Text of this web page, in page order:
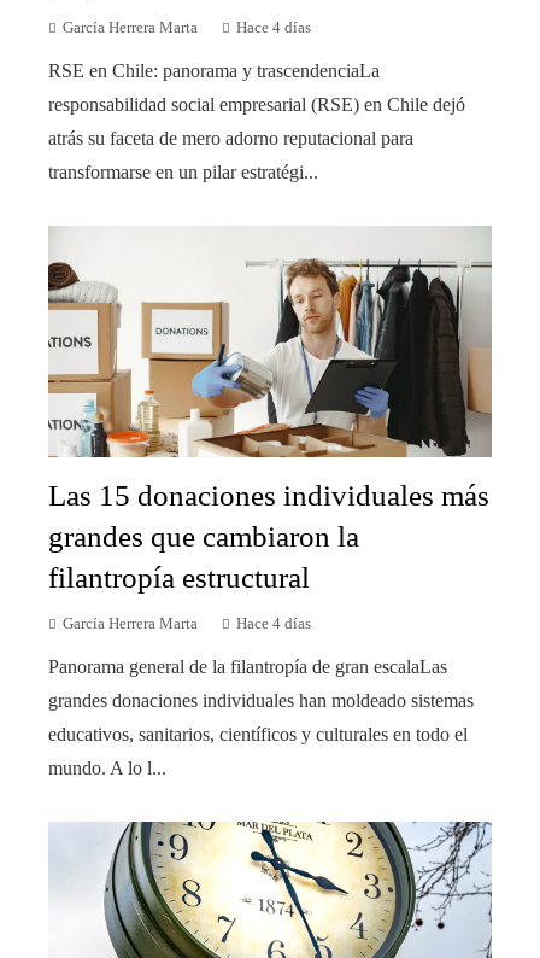
García Herrera Marta Hace 4 días
RSE en Chile: panorama y trascendenciaLa
responsabilidad social empresarial (RSE) en Chile dejó
atrás su faceta de mero adorno reputacional para
transformarse en un pilar estratégi...
Las 15 donaciones individuales más
grandes que cambiaron la
filantropía estructural
García Herrera Marta Hace 4 días
Panorama general de la filantropía de gran escalaLas
grandes donaciones individuales han moldeado sistemas
educativos, sanitarios, científicos y culturales en todo el
mundo. A lo l...